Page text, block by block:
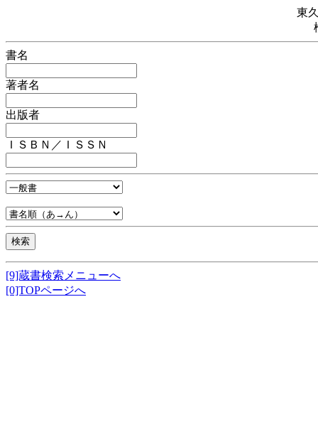
東
書名
著者名
出版者
ＩＳＢＮ／ＩＳＳＮ
[9]蔵書検索メニューへ
[0]TOPページへ